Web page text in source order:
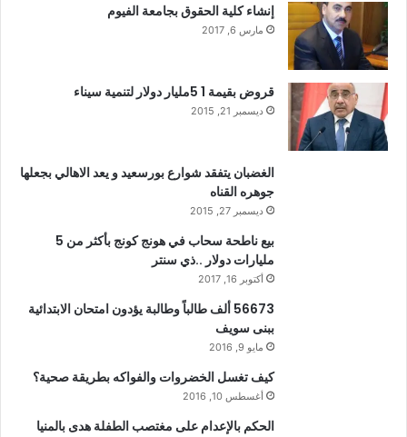
إنشاء كلية الحقوق بجامعة الفيوم
مارس 6, 2017
قروض بقيمة 1 5مليار دولار لتنمية سيناء
ديسمبر 21, 2015
الغضبان يتفقد شوارع بورسعيد و يعد الاهالي بجعلها
جوهره القناه
ديسمبر 27, 2015
بيع ناطحة سحاب في هونج كونج بأكثر من 5
مليارات دولار ..ذي سنتر
أكتوبر 16, 2017
56673 ألف طالباً وطالبة يؤدون امتحان الابتدائية
ببنى سويف
مايو 9, 2016
كيف تغسل الخضروات والفواكه بطريقة صحية؟
أغسطس 10, 2016
الحكم بالإعدام على مغتصب الطفلة هدى بالمنيا